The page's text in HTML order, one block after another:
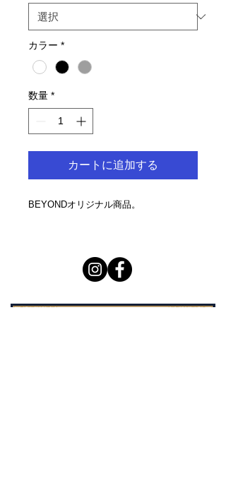
カラー *
数量 *
カートに追加する
BEYONDオリジナル商品。